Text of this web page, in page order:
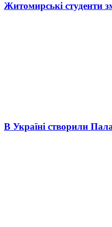
Житомирські студенти
В Україні створили